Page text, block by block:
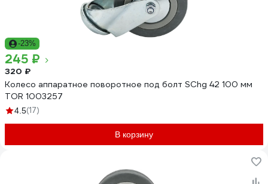
-23%
245 ₽
320 ₽
Колесо аппаратное поворотное под болт SChg 42 100 мм
TOR 1003257
4.5(17)
В корзину